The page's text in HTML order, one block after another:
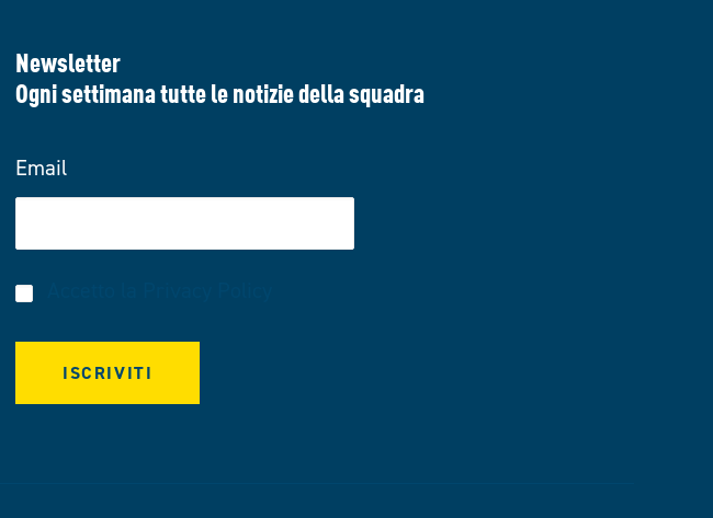
Newsletter
Ogni settimana tutte le notizie della squadra
Email